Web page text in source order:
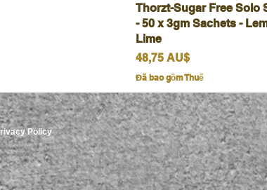
Xem nhanh
Thorzt-Sugar Free Solo
- 50 x 3gm Sachets -
Lime
Giá
48,75 AU$
Đã bao gồm Thuế
Policy